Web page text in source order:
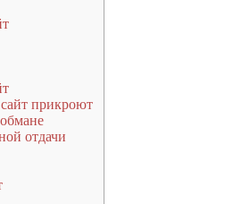
прикроют
отдачи